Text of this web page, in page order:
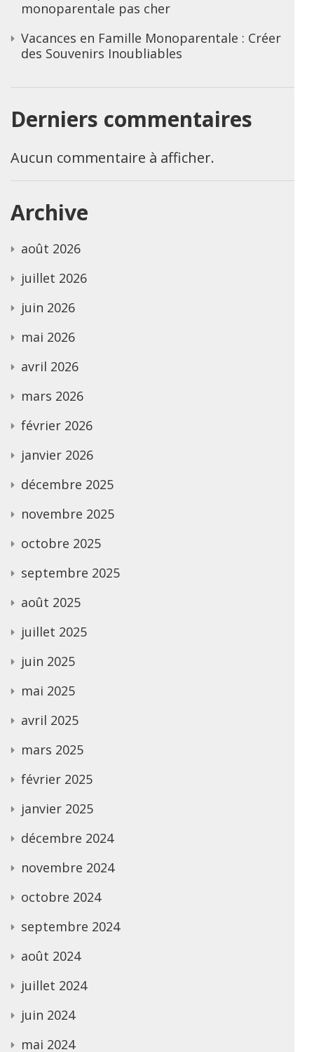
monoparentale pas cher
Vacances en Famille Monoparentale : Créer
des Souvenirs Inoubliables
Derniers commentaires
Aucun commentaire à afficher.
Archive
août 2026
juillet 2026
juin 2026
mai 2026
avril 2026
mars 2026
février 2026
janvier 2026
décembre 2025
novembre 2025
octobre 2025
septembre 2025
août 2025
juillet 2025
juin 2025
mai 2025
avril 2025
mars 2025
février 2025
janvier 2025
décembre 2024
novembre 2024
octobre 2024
septembre 2024
août 2024
juillet 2024
juin 2024
mai 2024